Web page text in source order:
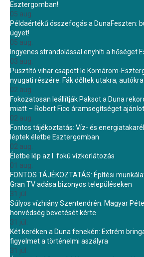
Esztergomban!
05 aug.
Példaértékű összefogás a DunaFeszten:
ügyet!
05 aug.
Ingyenes strandolással enyhíti a hőséget
03 aug.
Pusztító vihar csapott le Komárom-
nyugati részére: Fák dőltek utakra,
02 aug.
Fokozatosan leállítják Paksot a Duna
miatt – Robert Fico áramsegítséget
02 aug.
Fontos tájékoztatás: Víz- és
léptek életbe Esztergomban
02 aug.
Életbe lép az I. fokú vízkorlátozás
01 aug.
FONTOS TÁJÉKOZTATÁS: Építési
Gran TV adása bizonyos településeken
31 júl.
Súlyos vízhiány Szentendrén: Magyar
honvédség bevetését kérte
31 júl.
Két keréken a Duna fenekén: Extrém
figyelmet a történelmi aszályra
31 júl.